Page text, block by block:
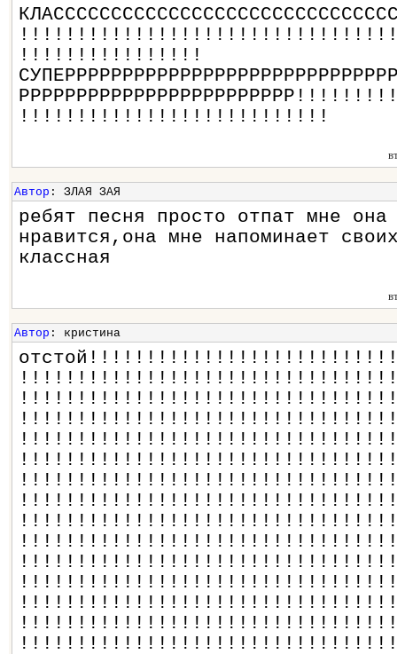
!!!!!!!!!!!!!!!!
!!!!!!!!!!!!!!!!!!!!!!!!!!!
Автор : ЗЛАЯ ЗАЯ
ребят песня просто отпат мне она
нравится,она мне напоминает
классная
Автор : кристина